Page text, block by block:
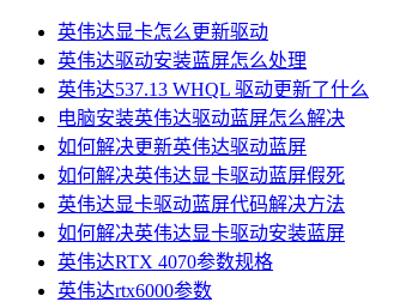
英伟达显卡怎么更新驱动
英伟达驱动安装蓝屏怎么处理
英伟达537.13 WHQL 驱动更新了什么
电脑安装英伟达驱动蓝屏怎么解决
如何解决更新英伟达驱动蓝屏
如何解决英伟达显卡驱动蓝屏假死
英伟达显卡驱动蓝屏代码解决方法
如何解决英伟达显卡驱动安装蓝屏
英伟达RTX 4070参数规格
英伟达rtx6000参数